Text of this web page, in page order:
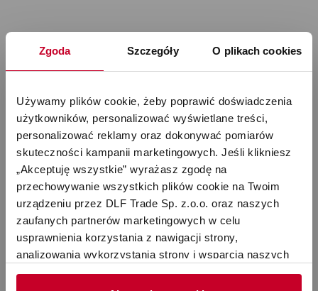
Zgoda Szczegóły O plikach cookies
Używamy plików cookie, żeby poprawić doświadczenia
użytkowników, personalizować wyświetlane treści,
personalizować reklamy oraz dokonywać pomiarów
skuteczności kampanii marketingowych. Jeśli klikniesz
„Akceptuję wszystkie” wyrażasz zgodę na
przechowywanie wszystkich plików cookie na Twoim
urządzeniu przez DLF Trade Sp. z.o.o. oraz naszych
zaufanych partnerów marketingowych w celu
usprawnienia korzystania z nawigacji strony,
analizowania wykorzystania strony i wsparcia naszych
działań marketingowych. Możesz też zarządzać nimi
samodzielnie poprzez wybranie opcji „Ustawienia
Dane techniczne
Poziomy pracy 3
Wydajność 20 l